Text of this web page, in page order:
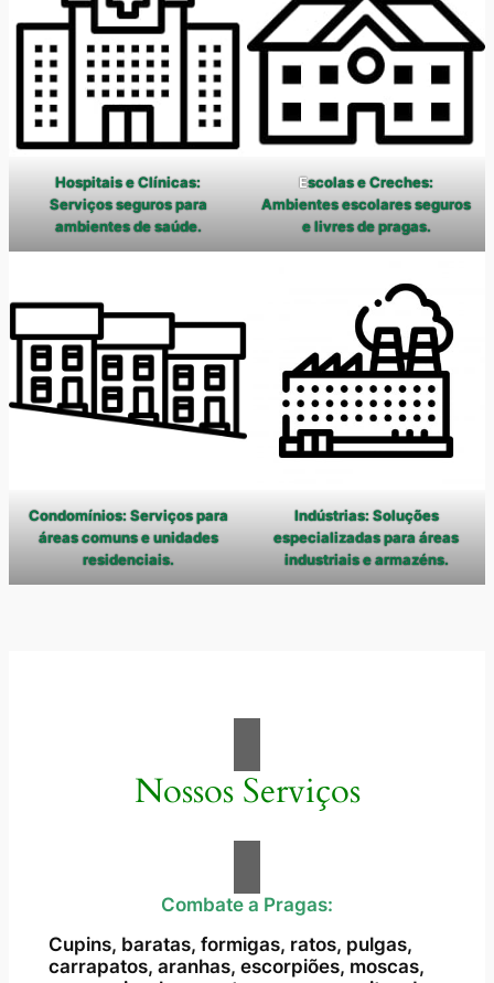
Hospitais e Clínicas:
Serviços seguros para
ambientes de saúde.
Escolas e Creches:
Ambientes escolares seguros
e livres de pragas.
Condomínios: Serviços para
áreas comuns e unidades
residenciais.
Indústrias: Soluções
especializadas para áreas
industriais e armazéns.
Nossos Serviços
Combate a Pragas:
Cupins, baratas, formigas, ratos, pulgas,
carrapatos, aranhas, escorpiões, moscas,